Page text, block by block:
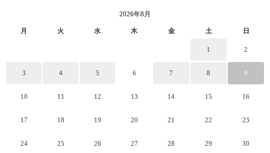
2026年8月
月 火 水 木 金 土 日
1 2
3 4 5 6 7 8 9
10 11 12 13 14 15 16
17 18 19 20 21 22 23
24 25 26 27 28 29 30